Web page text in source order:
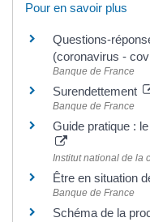
Pour en savoir plus
Questions-
(coronavirus -
Banque de France
Surendettement
Banque de France
Guide pratique :
Institut national de la
Être en situation
Banque de France
Schéma de la